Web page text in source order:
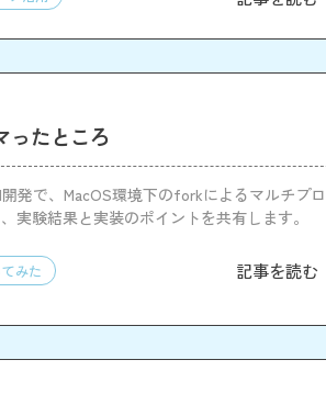
ったところ
発で、MacOS環境下のforkによるマルチプ
実験結果と実装のポイントを共有します。
みた 記事を読む